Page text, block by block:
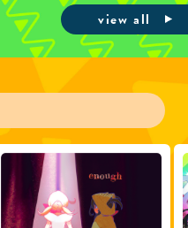
view all